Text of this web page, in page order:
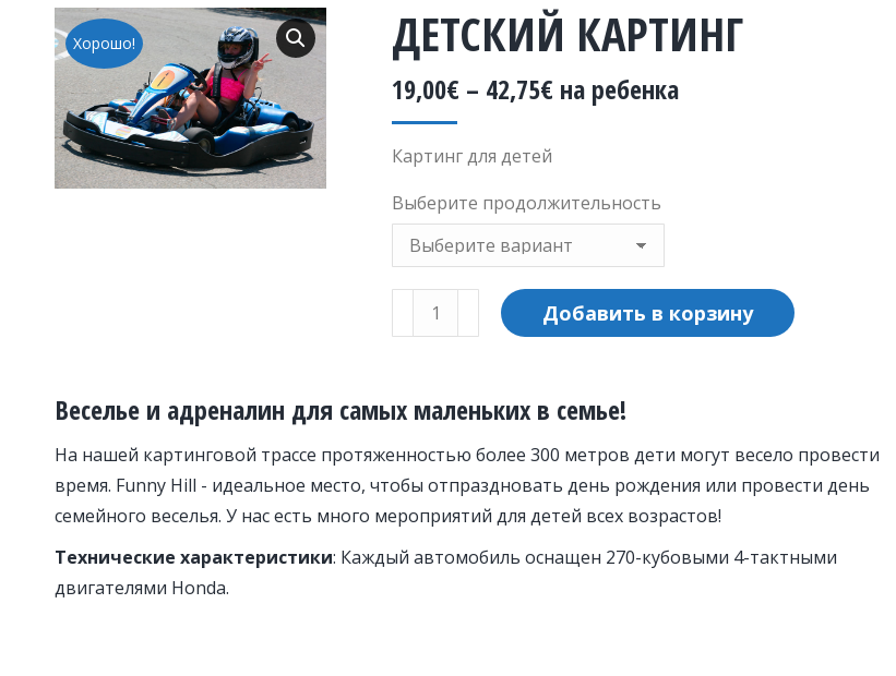
Хорошо! ДЕТСКИЙ КАРТИНГ
19,00€ – 42,75€ на ребенка
Картинг для детей
Выберите продолжительность
Детский
картинг
Добавить в корзину
Веселье и адреналин для самых маленьких в семье!
На нашей картинговой трассе протяженностью более 300 метров дети могут весело провести
время. Funny Hill - идеальное место, чтобы отпраздновать день рождения или провести день
семейного веселья. У нас есть много мероприятий для детей всех возрастов!
Технические характеристики: Каждый автомобиль оснащен 270-кубовыми 4-тактными
двигателями Honda.